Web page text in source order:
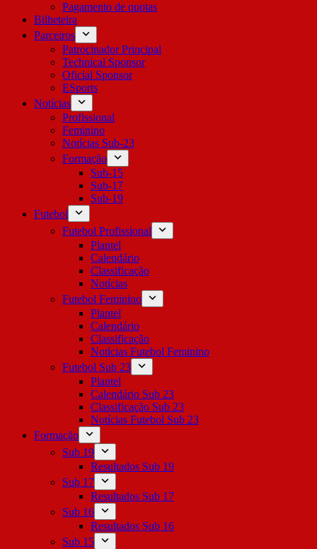
Pagamento de quotas
Bilheteira
Parceiros
Patrocinador Principal
Technical Sponsor
Oficial Sponsor
ESports
Notícias
Profissional
Feminino
Notícias Sub-23
Formação
Sub-15
Sub-17
Sub-19
Futebol
Futebol Profissional
Plantel
Calendário
Classificação
Notícias
Futebol Feminino
Plantel
Calendário
Classificação
Notícias Futebol Feminino
Futebol Sub 23
Plantel
Calendário Sub 23
Classificação Sub 23
Notícias Futebol Sub 23
Formação
Sub 19
Resultados Sub 19
Sub 17
Resultados Sub 17
Sub 16
Resultados Sub 16
Sub 15